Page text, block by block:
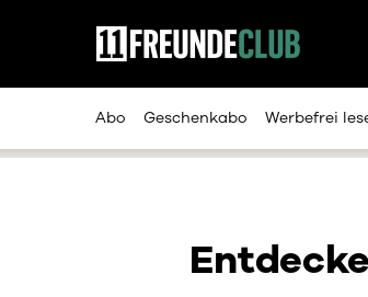
Abo Geschenkabo Werbefrei